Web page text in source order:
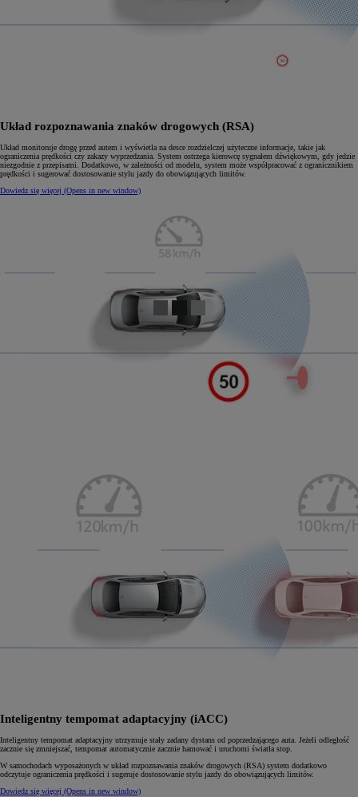
Układ rozpoznawania znaków drogowych (RSA)
Układ monitoruje drogę przed autem i wyświetla na desce rozdzielczej użyteczne informacje, takie jak
ograniczenia prędkości czy zakazy wyprzedzania. System ostrzega kierowcę sygnałem dźwiękowym, gdy jedzie
niezgodnie z przepisami. Dodatkowo, w zależności od modelu, system może współpracować z ogranicznikiem
prędkości i sugerować dostosowanie stylu jazdy do obowiązujących limitów.
Dowiedz się więcej (Opens in new window)
0:03 / 0:10
Inteligentny tempomat adaptacyjny (iACC)
Inteligentny tempomat adaptacyjny utrzymuje stały zadany dystans od poprzedzającego auta. Jeżeli odległość
zacznie się zmniejszać, tempomat automatycznie zacznie hamować i uruchomi światła stop.
W samochodach wyposażonych w układ rozpoznawania znaków drogowych (RSA) system dodatkowo
odczytuje ograniczenia prędkości i sugeruje dostosowanie stylu jazdy do obowiązujących limitów.
Dowiedz się więcej (Opens in new window)